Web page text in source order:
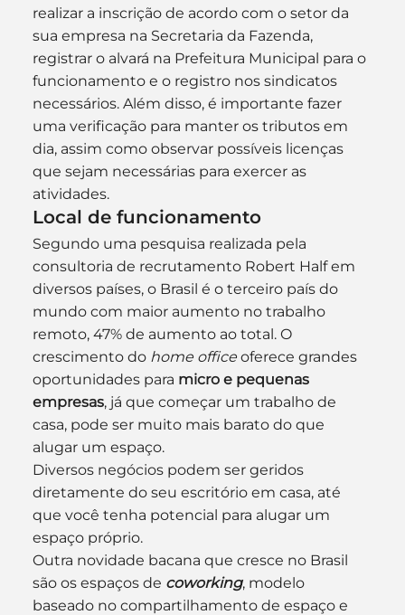
realizar a inscrição de acordo com o setor da
sua empresa na Secretaria da Fazenda,
registrar o alvará na Prefeitura Municipal para o
funcionamento e o registro nos sindicatos
necessários. Além disso, é importante fazer
uma verificação para manter os tributos em
dia, assim como observar possíveis licenças
que sejam necessárias para exercer as
atividades.
Local de funcionamento
Segundo uma pesquisa realizada pela
consultoria de recrutamento Robert Half em
diversos países, o Brasil é o terceiro país do
mundo com maior aumento no trabalho
remoto, 47% de aumento ao total. O
crescimento do home office oferece grandes
oportunidades para micro e pequenas
empresas, já que começar um trabalho de
casa, pode ser muito mais barato do que
alugar um espaço.
Diversos negócios podem ser geridos
diretamente do seu escritório em casa, até
que você tenha potencial para alugar um
espaço próprio.
Outra novidade bacana que cresce no Brasil
são os espaços de coworking, modelo
baseado no compartilhamento de espaço e